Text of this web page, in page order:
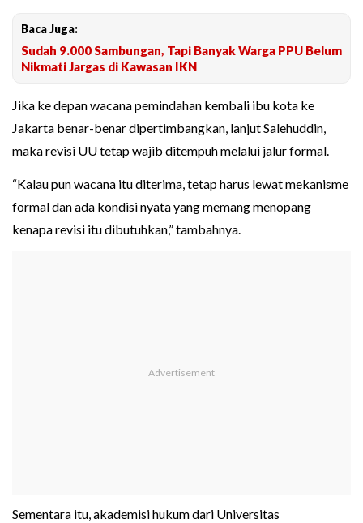
Baca Juga:
Sudah 9.000 Sambungan, Tapi Banyak Warga PPU Belum
Nikmati Jargas di Kawasan IKN
Jika ke depan wacana pemindahan kembali ibu kota ke
Jakarta benar-benar dipertimbangkan, lanjut Salehuddin,
maka revisi UU tetap wajib ditempuh melalui jalur formal.
“Kalau pun wacana itu diterima, tetap harus lewat mekanisme
formal dan ada kondisi nyata yang memang menopang
kenapa revisi itu dibutuhkan,” tambahnya.
Sementara itu, akademisi hukum dari Universitas